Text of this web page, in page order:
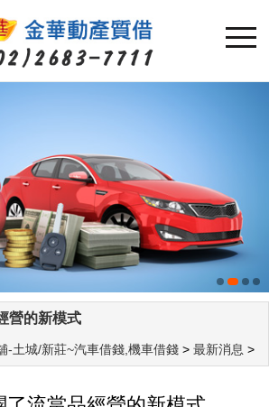
營的新模式
-土城/新莊~汽車借錢,機車借錢 > 最新消息 >